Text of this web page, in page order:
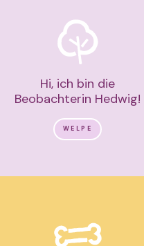
Hi, ich bin die
Beobachterin Hedwig!
WELPE